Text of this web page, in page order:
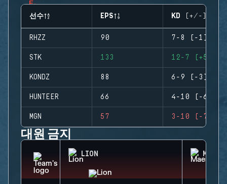
선수 EPS KD (+/-)
RHZZ 90 7-8 (-1)
STK 133 12-7 (+5)
KONDZ 88 6-9 (-3)
HUNTEER 66 4-10 (-6)
MGN 57 3-10 (-7)
대원 금지
LION